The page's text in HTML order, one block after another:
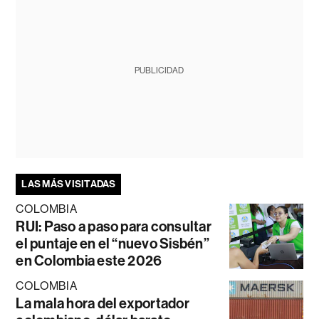
PUBLICIDAD
LAS MÁS VISITADAS
COLOMBIA
RUI: Paso a paso para consultar
el puntaje en el “nuevo Sisbén”
en Colombia este 2026
COLOMBIA
La mala hora del exportador